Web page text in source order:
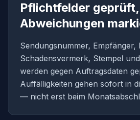
Pflichtfelder geprüft,
Abweichungen
Sendungsnummer, Empfänger,
Schadensvermerk, Stempel
werden gegen Auftragsdaten
Auffälligkeiten gehen sofort in
— nicht erst beim